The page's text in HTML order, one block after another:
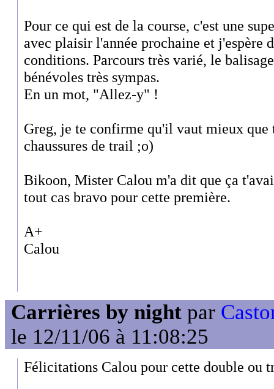
Pour ce qui est de la course, c'est une
avec plaisir l'année prochaine et j'espère
conditions. Parcours très varié, le
bénévoles très sympas.
En un mot, "Allez-y" !
Greg, je te confirme qu'il vaut mieux que
chaussures de trail ;o)
Bikoon, Mister Calou m'a dit que ça
tout cas bravo pour cette première.
A+
Calou
Carrières by night par
le 12/11/06 à 11:08:25
Félicitations Calou pour cette double ou